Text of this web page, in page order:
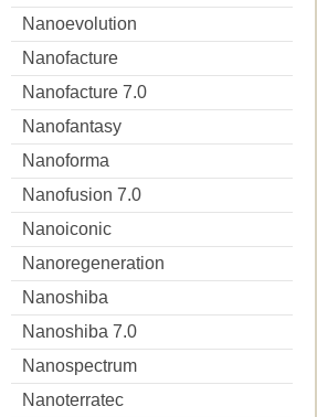
Nanoevolution
Nanofacture
Nanofacture 7.0
Nanofantasy
Nanoforma
Nanofusion 7.0
Nanoiconic
Nanoregeneration
Nanoshiba
Nanoshiba 7.0
Nanospectrum
Nanoterratec